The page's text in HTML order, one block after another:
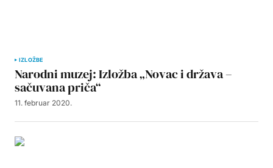
IZLOŽBE
Narodni muzej: Izložba „Novac i država –
sačuvana priča“
11. februar 2020.